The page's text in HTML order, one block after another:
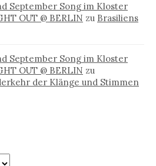
September Song im Kloster
OUT @ BERLIN zu Brasiliens
September Song im Kloster
OUT @ BERLIN zu
der Klänge und Stimmen